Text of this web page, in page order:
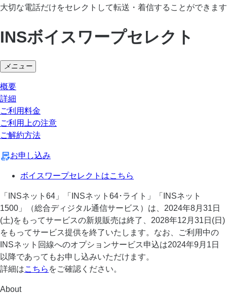
電話 オプションサービス一覧
INSボイスワープセレクト
大切な電話だけをセレクトして転送・着信することができます
INSボイスワープセレクト
メニュー
概要
詳細
ご利用料金
ご利用上の注意
ご解約方法
お申し込み
ボイスワープセレクトはこちら
「INSネット64」「INSネット64･ライト」「INSネット
1500」（総合ディジタル通信サービス）は、2024年8月31日
(土)をもってサービスの新規販売は終了、2028年12月31日(日)
をもってサービス提供を終了いたします。なお、ご利用中の
INSネット回線へのオプションサービス申込は2024年9月1日
以降であってもお申し込みいただけます。
詳細はこちら をご確認ください。
About